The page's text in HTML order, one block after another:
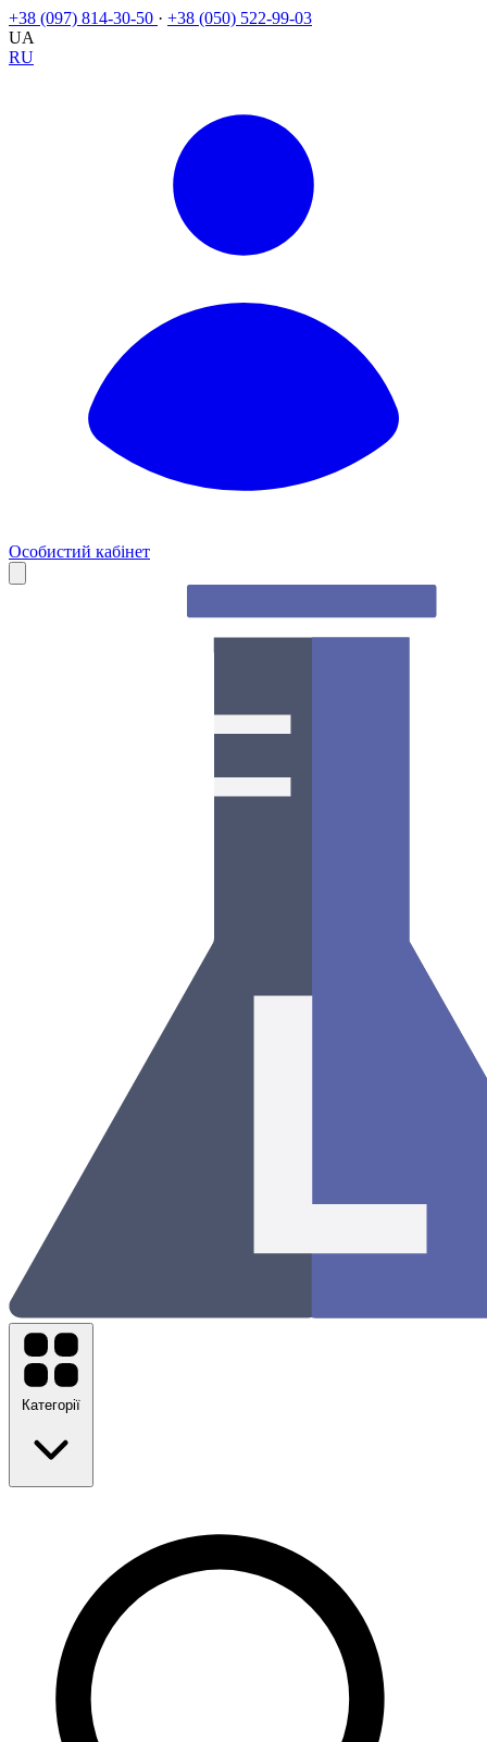
+38 (097) 814-30-50 · +38 (050) 522-99-03
UA
RU
Особистий кабінет
Категорії